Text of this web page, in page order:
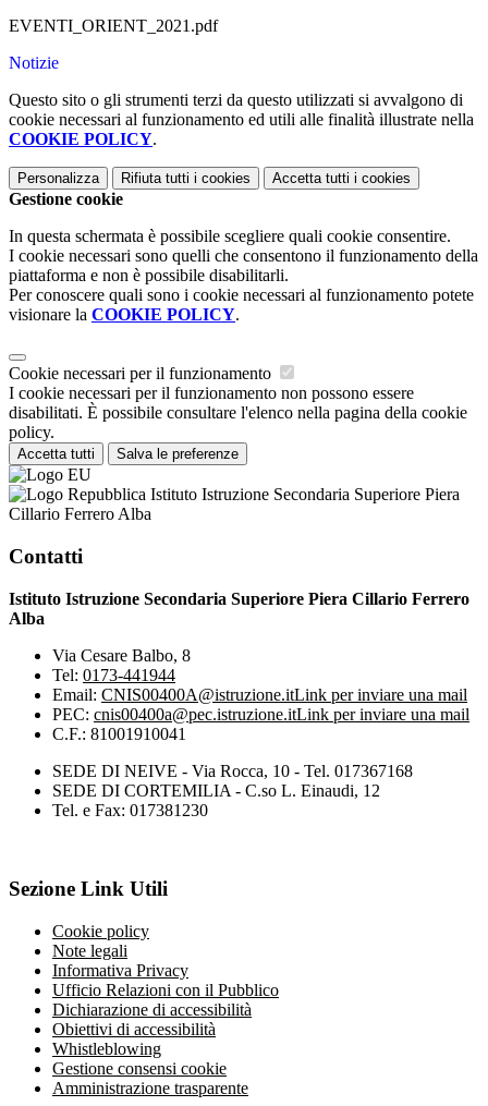
EVENTI_ORIENT_2021.pdf
Notizie
Questo sito o gli strumenti terzi da questo utilizzati si avvalgono di
cookie necessari al funzionamento ed utili alle finalità illustrate nella
COOKIE POLICY.
Personalizza Rifiuta tutti i cookies Accetta tutti i cookies
Gestione cookie
In questa schermata è possibile scegliere quali cookie consentire.
I cookie necessari sono quelli che consentono il funzionamento della
piattaforma e non è possibile disabilitarli.
Per conoscere quali sono i cookie necessari al funzionamento potete
visionare la COOKIE POLICY.
Cookie necessari per il funzionamento
I cookie necessari per il funzionamento non possono essere
disabilitati. È possibile consultare l'elenco nella pagina della cookie
policy.
Accetta tutti Salva le preferenze
Istituto Istruzione Secondaria Superiore Piera
Cillario Ferrero Alba
Contatti
Istituto Istruzione Secondaria Superiore Piera Cillario Ferrero
Alba
Via Cesare Balbo, 8
Tel: 0173-441944
Email: CNIS00400A@istruzione.itLink per inviare una mail
PEC: cnis00400a@pec.istruzione.itLink per inviare una mail
C.F.: 81001910041
SEDE DI NEIVE - Via Rocca, 10 - Tel. 017367168
SEDE DI CORTEMILIA - C.so L. Einaudi, 12
Tel. e Fax: 017381230
Sezione Link Utili
Cookie policy
Note legali
Informativa Privacy
Ufficio Relazioni con il Pubblico
Dichiarazione di accessibilità
Obiettivi di accessibilità
Whistleblowing
Gestione consensi cookie
Amministrazione trasparente